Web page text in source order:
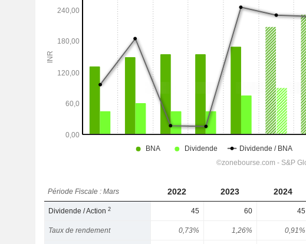
Période Fiscale : Mars 2022 2023 2024
Dividende / Action2 45 60 45
Taux de rendement 0,73% 1,26% 0,91%